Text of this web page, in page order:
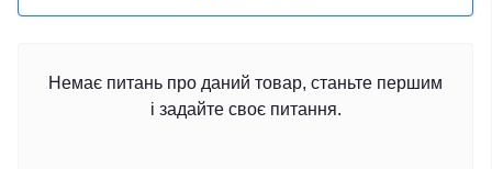
Немає питань про даний товар, станьте першим
і задайте своє питання.